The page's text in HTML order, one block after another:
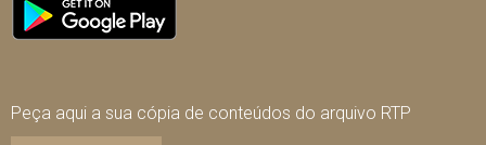
Peça aqui a sua cópia de conteúdos do arquivo RTP